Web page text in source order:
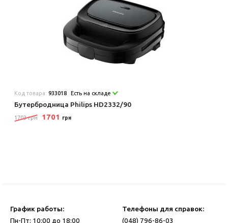
Код товара:933018 Есть на складе
Бутербродница Philips HD2332/90
1703 грн 1701 грн
График работы:
Пн-Пт: 10:00 до 18:00
Телефоны для справок:
(048) 796-86-03